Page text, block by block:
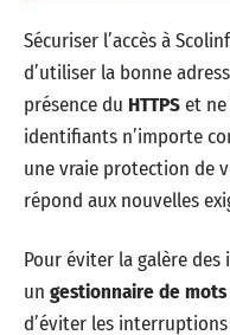
Sécuriser l’accès à
d’utiliser la bonne
présence du HTTPSet
identifiants n’importe
une vraie protection de
répond aux nouvelles
Pour éviter la galère
un gestionnaire de mots
d’éviter les interruptions